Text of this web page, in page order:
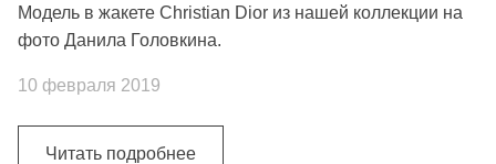
Модель в жакете Christian Dior из нашей коллекции на
фото Данила Головкина.
10 февраля 2019
Читать подробнее